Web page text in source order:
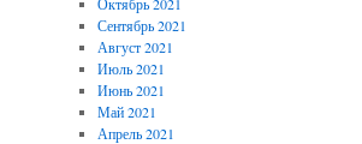
Сентябрь 2021
Август 2021
Июль 2021
Июнь 2021
Май 2021
Апрель 2021